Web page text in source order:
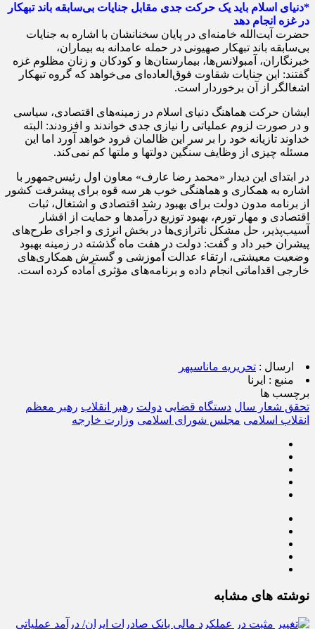
*دنیای اسلام باید یک حرکت جدی مقابل جنایات بی‌سابقه باند تبهکار
در غزه انجام دهد
حضرت آیت‌الله خامنه‌ای در پایان سخنانشان با اشاره به جنایات
بی‌سابقه باند تبهکار صهیونی در حمله عامدانه به بیماران،
خبرنگاران، آمبولانس‌ها، بیمارستان‌ها و کودکان و زنان مظلوم غزه
گفتند: این جنایات شقاوت فوق‌العاده‌ای می‌خواهد که گروه تبهکار
اشغالگر از آن برخوردار است.
ایشان حرکت هماهنگ دنیای اسلام در زمینه‌های اقتصادی، سیاسی
و در صورت لزوم عملیاتی را نیازی جدی خواندند و افزودند: البته
خداوند تازیانه خود را بر سر این ظالمان فرود خواهد آورد اما این
مسئله چیزی از وظایف سنگین دولتها و ملتها کم نمی‌کند.
در ابتدای این دیدار «محمد رضا عارف» معاون اول رئیس‌جمهور با
اشاره به همکاری و هماهنگی خوب هر سه قوه برای پیشرفت کشور
از برنامه مدون دولت برای بهبود رشد اقتصادی و اشتغال، ثبات
اقتصادی و مهار تورم، بهبود توزیع درآمدها و حمایت از اقشار
آسیب‌پذیر، حل مشکل ناترازی‌ها در بخش انرژی و اجرای طرح‌های
پیشران خبر داد و گفت: دولت در هفت ماه گذشته در زمینه بهبود
وضعیت معیشتی، ارتقاء عدالت آموزشی و گسترش همکاری‌های
خارجی اقداماتی انجام داده و برنامه‌های مؤثری آماده کرده است.
ارسال : تحریریه ماناسپهر
منبع : ایرنا
برچسب ها
تحقق شعار سال دستگاه قضایی دولت رهبر انقلاب رهبر معظم
انقلاب اسلامی مجلس شورای اسلامی وزارت خارجه
نوشته های مشابه